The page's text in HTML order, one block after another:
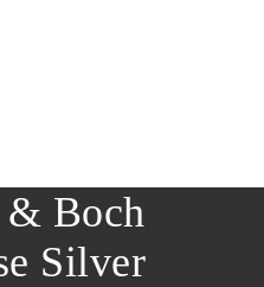
Boch
Silver